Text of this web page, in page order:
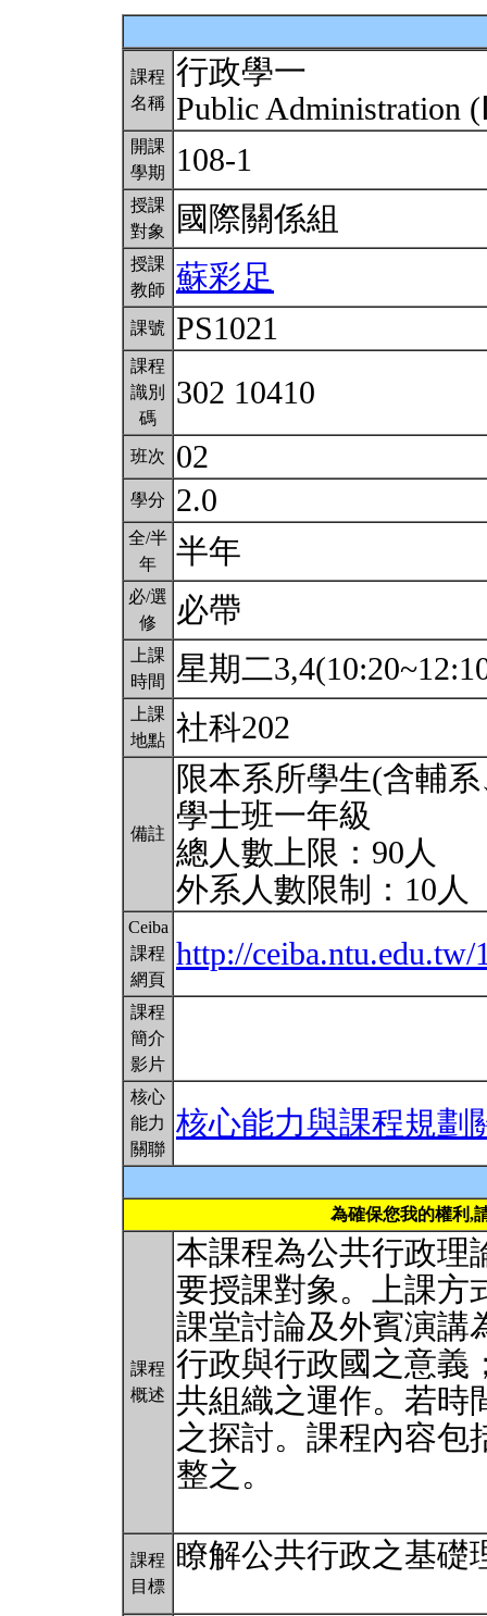
課程
名稱
行政學一
Public Administration
開課
學期
108-1
授課
對象
國際關係組
授課
教師
蘇彩足
課號 PS1021
課程
識別
碼
302 10410
班次 02
學分 2.0
全/半
年
半年
必/選
修
必帶
上課
時間
星期二
上課
地點 社科202
備註
限本系所學生(含輔
學士班一年級
總人數上限：90人
外系人數限制：10人
Ceiba
課程
網頁
http://ceiba.ntu.edu.tw/
課程
簡介
影片
核心
能力
關聯
核心能力與課程規劃
為確保您我的權利,
課程
概述
本課程為公共行政理
要授課對象。上課方
課堂討論及外賓演講
行政與行政國之意義
共組織之運作。若時
之探討。課程內容包
整之。
課程
目標
瞭解公共行政之基礎